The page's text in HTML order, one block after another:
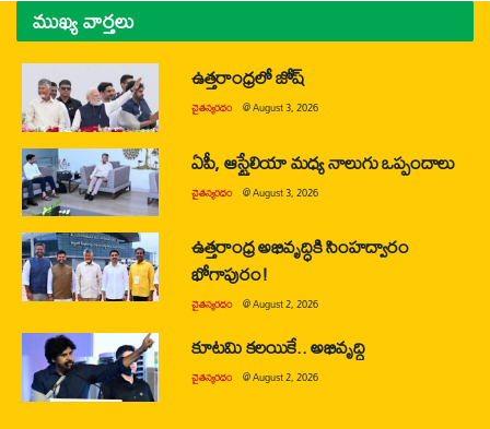
ముఖ్య వార్తలు
ఉత్తరాంధ్రలో జోష్
చైతన్యరధం @August 3, 2026
ఏపీ, ఆస్ట్రేలియా మధ్య నాలుగు ఒప్పందాలు
చైతన్యరధం @August 3, 2026
ఉత్తరాంధ్ర అభివృద్ధికి సింహద్వారం
భోగాపురం!
చైతన్యరధం @August 2, 2026
కూటమి కలయికే.. అభివృద్ధి
చైతన్యరధం @August 2, 2026